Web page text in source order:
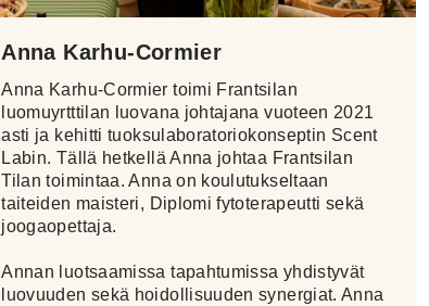
Anna Karhu-Cormier
Anna Karhu-Cormier toimi Frantsilan
luomuyrtttilan luovana johtajana vuoteen 2021
asti ja kehitti tuoksulaboratoriokonseptin Scent
Labin. Tällä hetkellä Anna johtaa Frantsilan
Tilan toimintaa. Anna on koulutukseltaan
taiteiden maisteri, Diplomi fytoterapeutti sekä
joogaopettaja.
Annan luotsaamissa tapahtumissa yhdistyvät
luovuuden sekä hoidollisuuden synergiat. Anna